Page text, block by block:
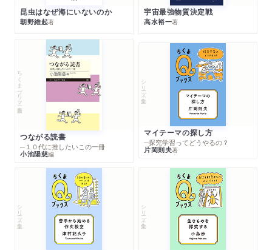
昆虫はなぜ海にいないのか
朝野維起著
宇宙最強物質決定戦
高水裕一著
ちくまプリマー新書
つながる読書
─１０代に推したいこの一冊
小池陽慈編
シリーズ・全集
マイテーマの探し方
─探究学習ってどうやるの？
片岡則夫著
シリーズ・全集 シリーズ・全集